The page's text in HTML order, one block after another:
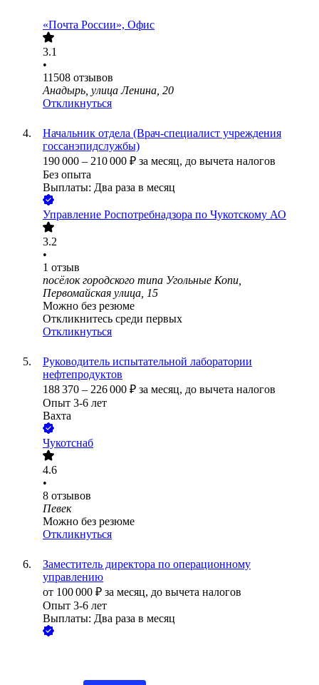
«Почта России», Офис
3.1
•
11508 отзывов
Анадырь, улица Ленина, 20
Откликнуться
Начальник отдела (Врач-специалист учреждения
госсанэпидслужбы)
190 000 – 210 000 ₽ за месяц, до вычета налогов
Без опыта
Выплаты: Два раза в месяц
Управление Роспотребнадзора по Чукотскому АО
3.2
•
1 отзыв
посёлок городского типа Угольные Копи,
Первомайская улица, 15
Можно без резюме
Откликнитесь среди первых
Откликнуться
Руководитель испытательной лаборатории
нефтепродуктов
188 370 – 226 000 ₽ за месяц, до вычета налогов
Опыт 3-6 лет
Вахта
Чукотснаб
4.6
•
8 отзывов
Певек
Можно без резюме
Откликнуться
Заместитель директора по операционному
управлению
от 100 000 ₽ за месяц, до вычета налогов
Опыт 3-6 лет
Выплаты: Два раза в месяц